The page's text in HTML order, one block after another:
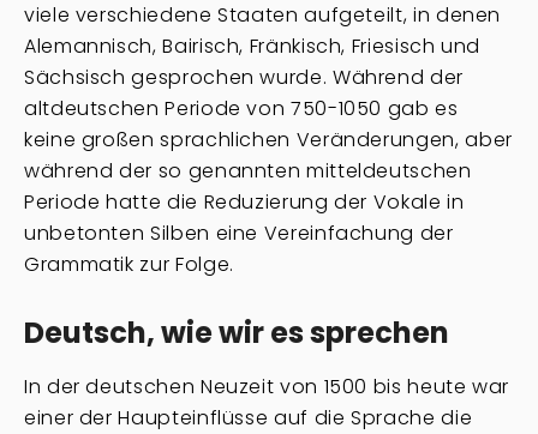
viele verschiedene Staaten aufgeteilt, in denen
Alemannisch, Bairisch, Fränkisch, Friesisch und
Sächsisch gesprochen wurde. Während der
altdeutschen Periode von 750-1050 gab es
keine großen sprachlichen Veränderungen, aber
während der so genannten mitteldeutschen
Periode hatte die Reduzierung der Vokale in
unbetonten Silben eine Vereinfachung der
Grammatik zur Folge.
Deutsch, wie wir es sprechen
In der deutschen Neuzeit von 1500 bis heute war
einer der Haupteinflüsse auf die Sprache die